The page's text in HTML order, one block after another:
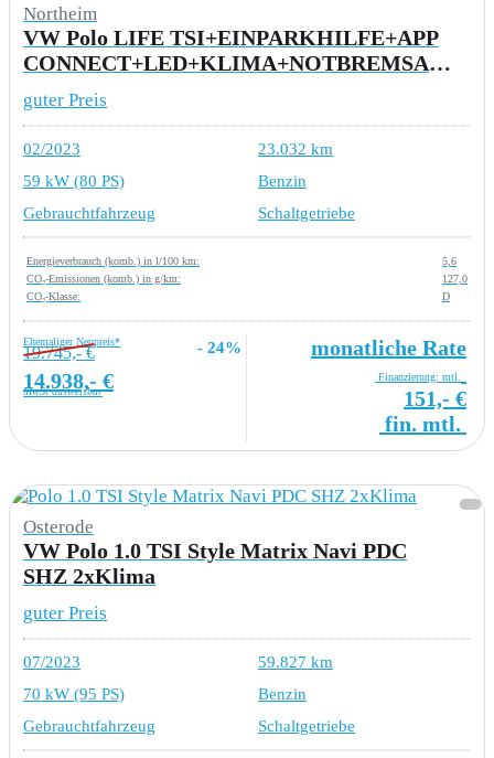
Northeim
VW Polo LIFE TSI+EINPARKHILFE+APP
CONNECT+LED+KLIMA+NOTBREMSASSISTENT+USB
guter Preis
02/2023
23.032 km
59 kW (80 PS)
Benzin
Gebrauchtfahrzeug
Schaltgetriebe
Energieverbrauch (komb.) in l/100 km:
5,6
CO₂-Emissionen (komb.) in g/km:
127,0
CO₂-Klasse:
D
Ehemaliger Neupreis*
19.745,- € - 24%
14.938,- €
MwSt ausweisbar
monatliche Rate
Finanzierung: mtl.
151,- €
fin. mtl.
Osterode
VW Polo 1.0 TSI Style Matrix Navi PDC
SHZ 2xKlima
guter Preis
07/2023
59.827 km
70 kW (95 PS)
Benzin
Gebrauchtfahrzeug
Schaltgetriebe